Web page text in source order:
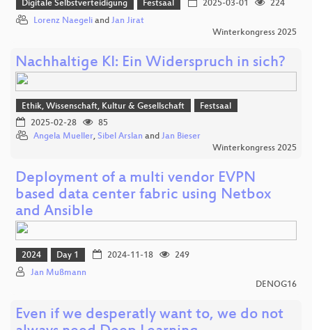
Digitale Selbstverteidigung Festsaal 2025-03-01
224
Lorenz Naegeli and Jan Jirat
Winterkongress 2025
Nachhaltige KI: Ein Widerspruch in sich?
Ethik, Wissenschaft, Kultur & Gesellschaft
Festsaal
2025-02-28
85
Angela Mueller, Sibel Arslan and Jan Bieser
Winterkongress 2025
Deployment of a multi vendor EVPN
based data center fabric using Netbox
and Ansible
2024 Day 1 2024-11-18
249
Jan Mußmann
DENOG16
Even if we desperatly want to, we do not